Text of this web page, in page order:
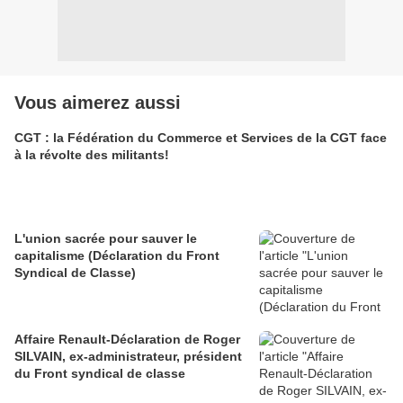
Vous aimerez aussi
CGT : la Fédération du Commerce et Services de la CGT face
à la révolte des militants!
L'union sacrée pour sauver le
capitalisme (Déclaration du Front
Syndical de Classe)
Affaire Renault-Déclaration de Roger
SILVAIN, ex-administrateur, président
du Front syndical de classe